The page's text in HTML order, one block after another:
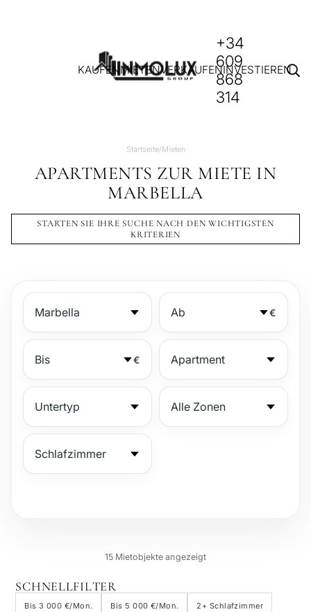
KAUFENMIETENVERKAUFENINVESTIEREN
+34
609
868
314
Startseite/Mieten
APARTMENTS ZUR MIETE IN
MARBELLA
STARTEN SIE IHRE SUCHE NACH DEN WICHTIGSTEN
KRITERIEN
€
€
15 Mietobjekte angezeigt
SCHNELLFILTER
Bis 3 000 €/Mon. Bis 5 000 €/Mon. 2+ Schlafzimmer